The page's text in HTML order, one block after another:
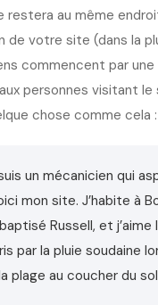
restera au même
de votre site (dans la
commencent par une
personnes visitant le
chose comme cela :
un mécanicien qui
mon site. J’habite à
Russell, et j’aime
par la pluie soudaine
plage au coucher du